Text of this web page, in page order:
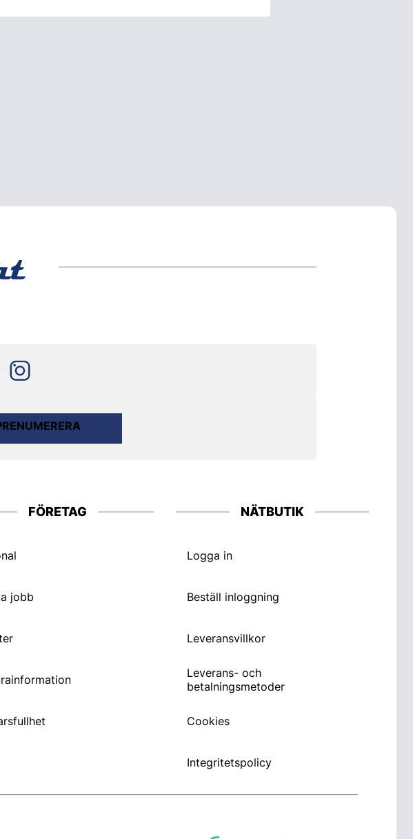
FÖRETAG
jobb
NÄTBUTIK
Logga in
Beställ inloggning
Leveransvillkor
Leverans- och
betalningsmetoder
Cookies
Integritetspolicy